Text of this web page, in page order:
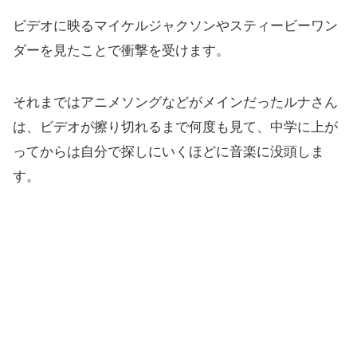
ビデオに映るマイケルジャクソンやスティービーワン
ダーを見たことで衝撃を受けます。
それまではアニメソングなどがメインだったルナさん
は、ビデオが擦り切れるまで何度も見て、中学に上が
ってからは自分で探しにいくほどに音楽に没頭しま
す。